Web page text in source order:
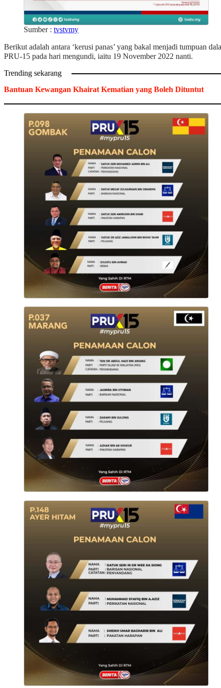
Sumber : tvstvmy
Berikut adalah antara ‘kerusi panas’ yang bakal menjadi tumpuan
PRU-15 pada hari mengundi, iaitu 19 November 2022 nanti.
Trending sekarang
Bantuan Kewangan Khairat Kematian yang Boleh Dituntut